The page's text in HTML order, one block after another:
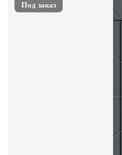
Под заказ